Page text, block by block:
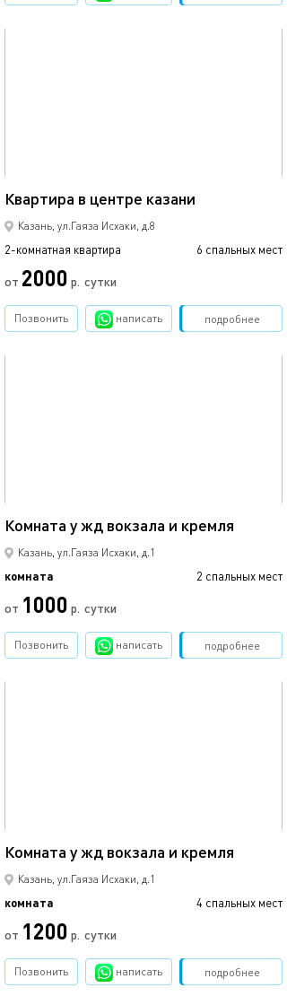
Квартира в центре казани
Казань, ул.Гаяза Исхаки, д.8
2-комнатная квартира 6 спальных мест
от 2000 р. сутки
подробнее
Позвонить написать Забронировать
Комната у жд вокзала и кремля
Казань, ул.Гаяза Исхаки, д.1
комната 2 спальных мест
от 1000 р. сутки
подробнее
Позвонить написать Забронировать
Комната у жд вокзала и кремля
Казань, ул.Гаяза Исхаки, д.1
комната 4 спальных мест
от 1200 р. сутки
подробнее
Позвонить написать Забронировать